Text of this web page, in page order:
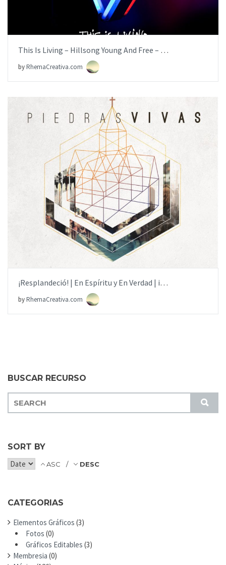
This Is Living – Hillsong Young And Free – [iglesia.local]
byRhemaCreativa.com
BUY NOW
ITEM PRICE:$19.99
¡Resplandeció! | En Espíritu y En Verdad | iglesia.local
byRhemaCreativa.com
BUSCAR RECURSO
S
U
E
C
H
F
:
SORT BY
ASC DESC
CATEGORIAS
Elementos Gráficos (3)
Fotos (0)
Gráficos Editables (3)
Membresia (0)